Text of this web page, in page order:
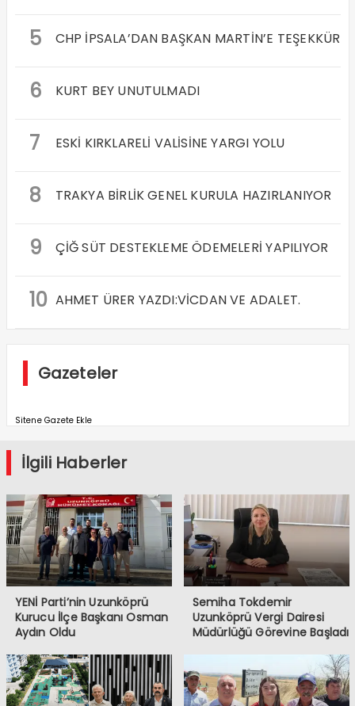
5 CHP İPSALA’DAN BAŞKAN MARTİN’E TEŞEKKÜR
6 KURT BEY UNUTULMADI
7 ESKİ KIRKLARELİ VALİSİNE YARGI YOLU
8 TRAKYA BİRLİK GENEL KURULA HAZIRLANIYOR
9 ÇİĞ SÜT DESTEKLEME ÖDEMELERİ YAPILIYOR
10 AHMET ÜRER YAZDI:VİCDAN VE ADALET.
Gazeteler
Sitene Gazete Ekle
İlgili Haberler
YENİ Parti’nin Uzunköprü
Kurucu İlçe Başkanı Osman
Aydın Oldu
Semiha Tokdemir
Uzunköprü Vergi Dairesi
Müdürlüğü Görevine Başladı